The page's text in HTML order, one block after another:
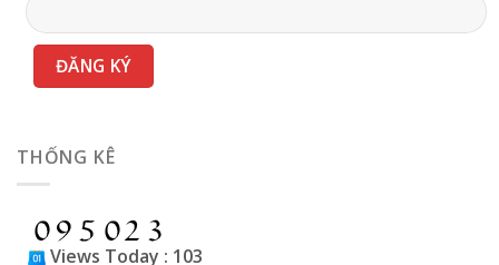
THỐNG KÊ
Views Today : 103